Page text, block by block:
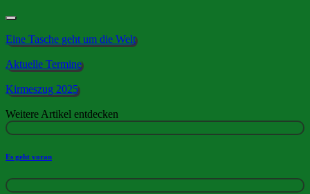
Eine Tasche geht um die Welt
Aktuelle Termine
Kirmeszug 2025
Weitere Artikel entdecken
Es geht voran